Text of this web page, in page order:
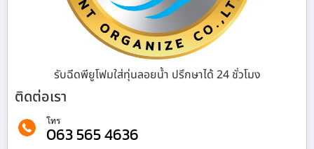
รับฉีดพียูโฟมใส่ทุ่นลอยน้ำ ปรึกษาได้ 24 ชั่วโมง
ติดต่อเรา
โทร
063 565 4636